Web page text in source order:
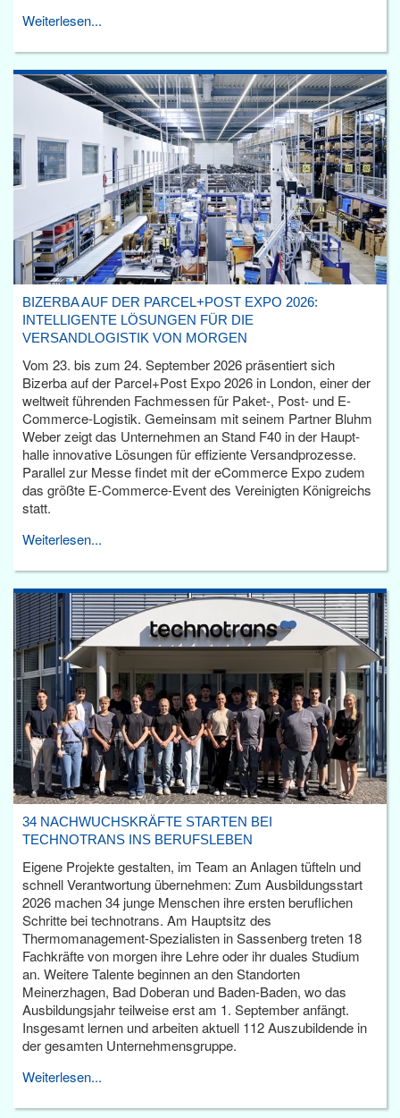
Weiterlesen...
BIZERBA AUF DER PARCEL+POST EXPO 2026:
INTELLIGENTE LÖSUNGEN FÜR DIE
VERSANDLOGISTIK VON MORGEN
Vom 23. bis zum 24. September 2026 präsentiert sich
Bizerba auf der Parcel+Post Expo 2026 in London, einer der
weltweit führenden Fachmessen für Paket-, Post- und E-
Commerce-Logistik. Gemeinsam mit seinem Partner Bluhm
Weber zeigt das Unternehmen an Stand F40 in der Haupt­
halle innovative Lösungen für effiziente Versandprozesse.
Parallel zur Messe findet mit der eCommerce Expo zudem
das größte E-Commerce-Event des Vereinigten Königreichs
statt.
Weiterlesen...
34 NACHWUCHSKRÄFTE STARTEN BEI
TECHNOTRANS INS BERUFSLEBEN
Eigene Projekte gestalten, im Team an Anlagen tüfteln und
schnell Verantwortung übernehmen: Zum Ausbildungsstart
2026 machen 34 junge Menschen ihre ersten beruflichen
Schritte bei technotrans. Am Hauptsitz des
Thermomanagement-Spezialisten in Sassenberg treten 18
Fachkräfte von morgen ihre Lehre oder ihr duales Studium
an. Weitere Talente beginnen an den Standorten
Meinerzhagen, Bad Doberan und Baden-Baden, wo das
Ausbildungsjahr teilweise erst am 1. September anfängt.
Insgesamt lernen und arbeiten aktuell 112 Auszubildende in
der gesamten Unternehmensgruppe.
Weiterlesen...